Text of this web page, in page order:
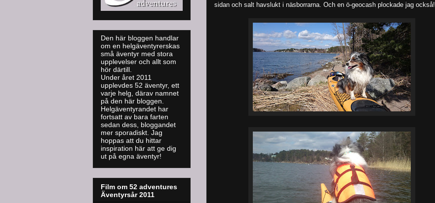
sidan och salt havslukt i näsborrarna. Och en ö-geocash plockade jag också!
Den här bloggen handlar
om en helgäventyrerskas
små äventyr med stora
upplevelser och allt som
hör därtill.
Under året 2011
upplevdes 52 äventyr, ett
varje helg, därav namnet
på den här bloggen.
Helgäventyrandet har
fortsatt av bara farten
sedan dess, bloggandet
mer sporadiskt. Jag
hoppas att du hittar
inspiration här att ge dig
ut på egna äventyr!
Film om 52 adventures
Äventyrsår 2011